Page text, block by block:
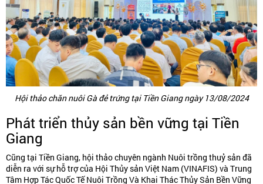
Hội thảo chăn nuôi Gà đẻ trứng tại Tiền Giang ngày 13/08/2024
Phát triển thủy sản bền vững tại Tiền
Giang
Cũng tại Tiền Giang, hội thảo chuyên ngành Nuôi trồng thuỷ sản đã
diễn ra với sự hỗ trợ của Hội Thủy sản Việt Nam (VINAFIS) và Trung
Tâm Hợp Tác Quốc Tế Nuôi Trồng Và Khai Thác Thủy Sản Bền Vững